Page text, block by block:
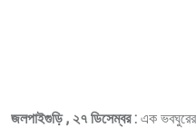
জলপাইগুড়ি , ২৭ ডিসেম্বর : এক ভবঘুরের